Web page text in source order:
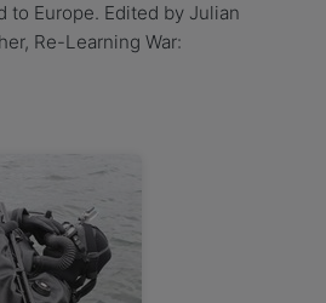
to Europe. Edited by Julian
Re-Learning War: